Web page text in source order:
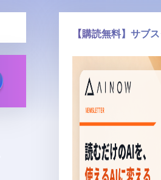
【購読無料】サブ